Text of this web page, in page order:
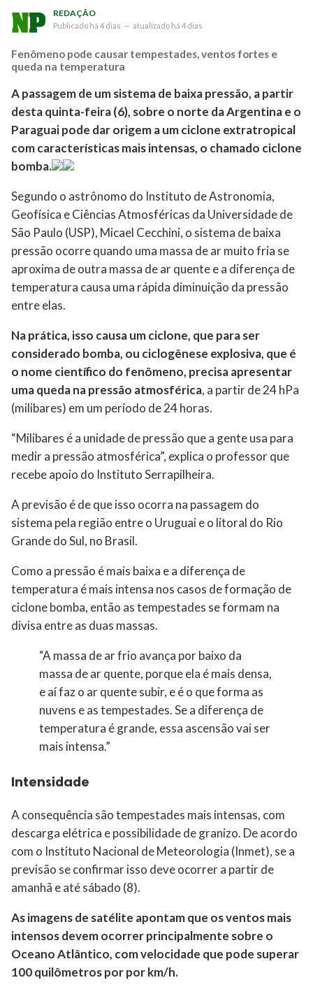
REDAÇÃO
Publicado há 4 dias — atualizado há 4 dias
Fenômeno pode causar tempestades, ventos fortes e
queda na temperatura
A passagem de um sistema de baixa pressão, a partir
desta quinta-feira (6), sobre o norte da Argentina e o
Paraguai pode dar origem a um ciclone extratropical
com características mais intensas, o chamado ciclone
bomba.
Segundo o astrônomo do Instituto de Astronomia,
Geofísica e Ciências Atmosféricas da Universidade de
São Paulo (USP), Micael Cecchini, o sistema de baixa
pressão ocorre quando uma massa de ar muito fria se
aproxima de outra massa de ar quente e a diferença de
temperatura causa uma rápida diminuição da pressão
entre elas.
Na prática, isso causa um ciclone, que para ser
considerado bomba, ou ciclogênese explosiva, que é
o nome científico do fenômeno, precisa apresentar
uma queda na pressão atmosférica, a partir de 24 hPa
(milibares) em um período de 24 horas.
“Milibares é a unidade de pressão que a gente usa para
medir a pressão atmosférica”, explica o professor que
recebe apoio do Instituto Serrapilheira.
A previsão é de que isso ocorra na passagem do
sistema pela região entre o Uruguai e o litoral do Rio
Grande do Sul, no Brasil.
Como a pressão é mais baixa e a diferença de
temperatura é mais intensa nos casos de formação de
ciclone bomba, então as tempestades se formam na
divisa entre as duas massas.
“A massa de ar frio avança por baixo da
massa de ar quente, porque ela é mais densa,
e aí faz o ar quente subir, e é o que forma as
nuvens e as tempestades. Se a diferença de
temperatura é grande, essa ascensão vai ser
mais intensa.”
Intensidade
A consequência são tempestades mais intensas, com
descarga elétrica e possibilidade de granizo. De acordo
com o Instituto Nacional de Meteorologia (Inmet), se a
previsão se confirmar isso deve ocorrer a partir de
amanhã e até sábado (8).
As imagens de satélite apontam que os ventos mais
intensos devem ocorrer principalmente sobre o
Oceano Atlântico, com velocidade que pode superar
100 quilômetros por por km/h.